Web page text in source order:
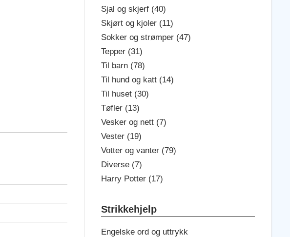
Sjal og skjerf (40)
Skjørt og kjoler (11)
Sokker og strømper (47)
Tepper (31)
Til barn (78)
Til hund og katt (14)
Til huset (30)
Tøfler (13)
Vesker og nett (7)
Vester (19)
Votter og vanter (79)
Diverse (7)
Harry Potter (17)
Strikkehjelp
Engelske ord og uttrykk